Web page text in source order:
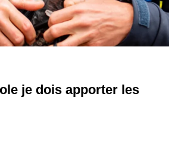
je dois apporter les